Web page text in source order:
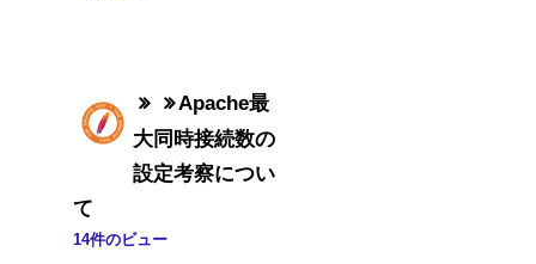
Apache最
大同時接続数の
設定考察につい
て
14件のビュー